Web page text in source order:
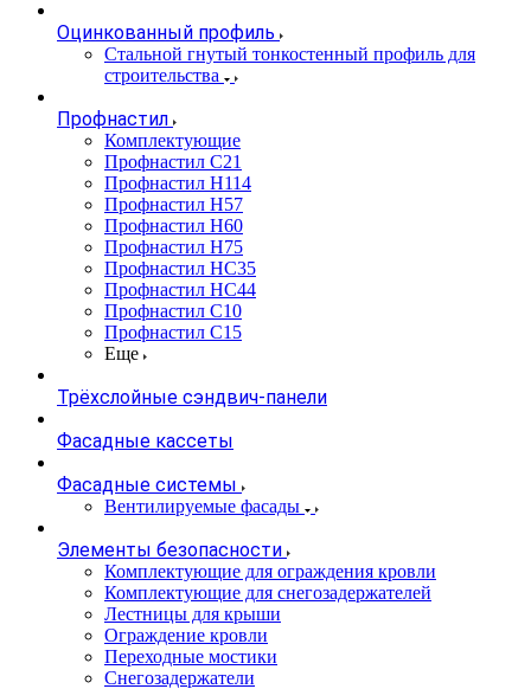
Оцинкованный профиль
Стальной гнутый тонкостенный профиль для
строительства
Профнастил
Комплектующие
Профнастил C21
Профнастил Н114
Профнастил Н57
Профнастил Н60
Профнастил Н75
Профнастил НС35
Профнастил НС44
Профнастил С10
Профнастил С15
Еще
Трёхслойные сэндвич-панели
Фасадные кассеты
Фасадные системы
Вентилируемые фасады
Элементы безопасности
Комплектующие для ограждения кровли
Комплектующие для снегозадержателей
Лестницы для крыши
Ограждение кровли
Переходные мостики
Снегозадержатели